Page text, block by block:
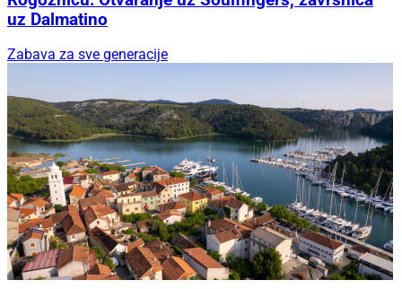
uz Dalmatino
Zabava za sve generacije